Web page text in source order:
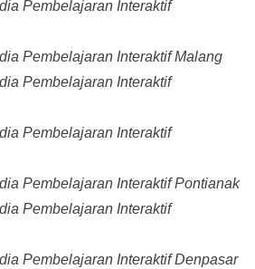
Pembelajaran Interaktif
Pembelajaran Interaktif Malang
Pembelajaran Interaktif
Pembelajaran Interaktif
Pembelajaran Interaktif Pontianak
Pembelajaran Interaktif
Pembelajaran Interaktif Denpasar